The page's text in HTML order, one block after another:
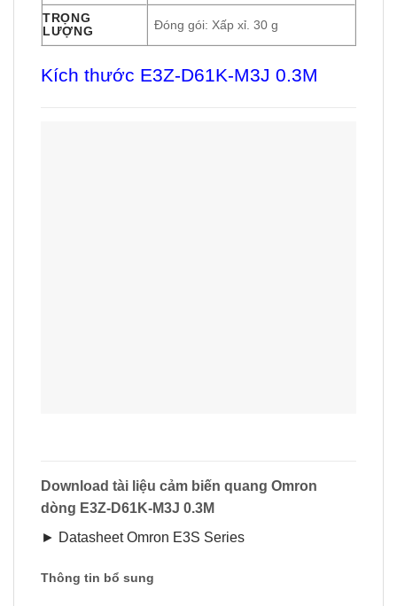
TRỌNG
LƯỢNG
Đóng gói: Xấp xỉ. 30 g
Kích thước E3Z-D61K-M3J 0.3M
Download tài liệu cảm biến quang Omron
dòng E3Z-D61K-M3J 0.3M
► Datasheet Omron E3S Series
Thông tin bổ sung